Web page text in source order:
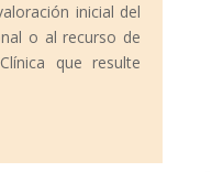
inicial del
o al recurso de
que resulte